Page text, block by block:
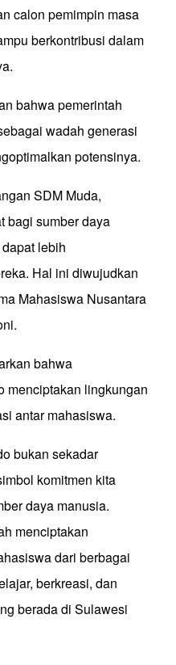
calon pemimpin masa
berkontribusi dalam
bahwa pemerintah
wadah generasi
potensinya.
SDM Muda,
bagi sumber daya
lebih
Hal ini diwujudkan
Mahasiswa Nusantara
bahwa
menciptakan lingkungan
antar mahasiswa.
bukan sekadar
komitmen kita
daya manusia.
menciptakan
dari berbagai
berkreasi, dan
berada di Sulawesi